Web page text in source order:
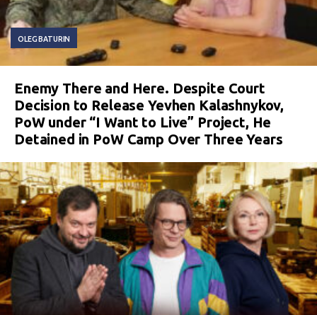
OLEG BATURIN
Enemy There and Here. Despite Court
Decision to Release Yevhen Kalashnykov,
PoW under “I Want to Live” Project, He
Detained in PoW Camp Over Three Years